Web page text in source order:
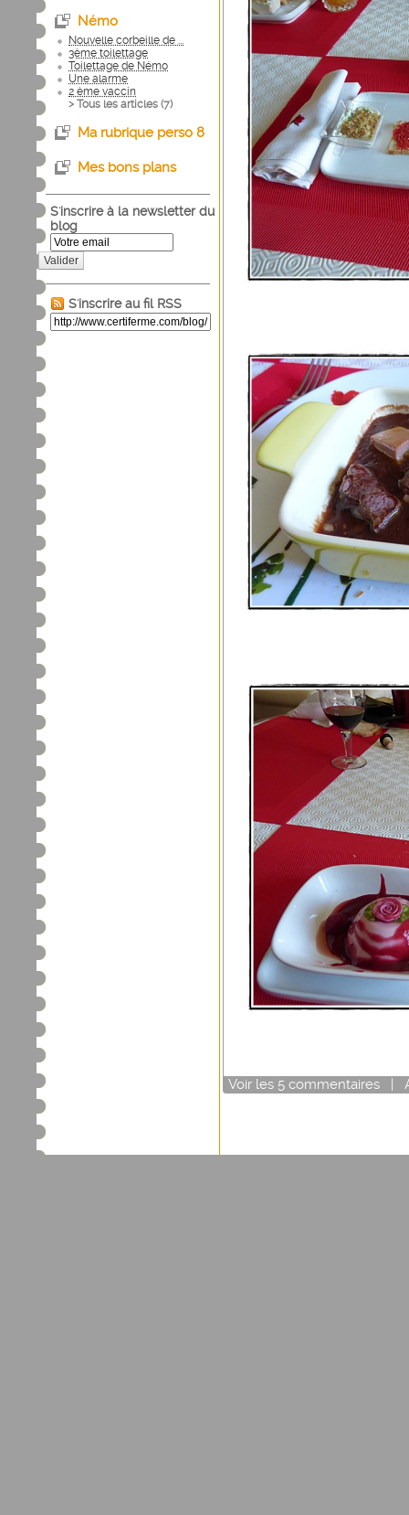
Némo
Nouvelle corbeille de ...
3ème toilettage
Toilettage de Némo
Une alarme
2 ème vaccin
> Tous les articles (7)
Ma rubrique perso 8
Mes bons plans
S'inscrire à la newsletter du
blog
Valider
S'inscrire au fil RSS
Voir les 5 commentaires